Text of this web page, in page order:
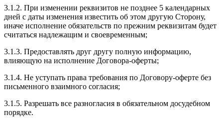
3.1.2. При изменении реквизитов не позднее 5 календарных
дней с даты изменения известить об этом другую Сторону,
иначе исполнение обязательств по прежним реквизитам будет
считаться надлежащим и своевременным;
3.1.3. Предоставлять друг другу полную информацию,
влияющую на исполнение Договора-оферты;
3.1.4. Не уступать права требования по Договору-оферте без
письменного взаимного согласия;
3.1.5. Разрешать все разногласия в обязательном досудебном
порядке.